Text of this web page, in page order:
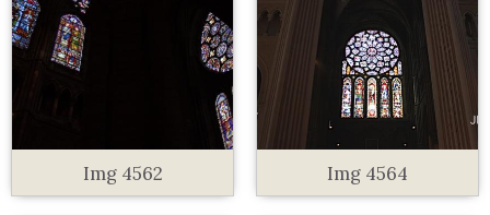
Img 4562 Img 4564